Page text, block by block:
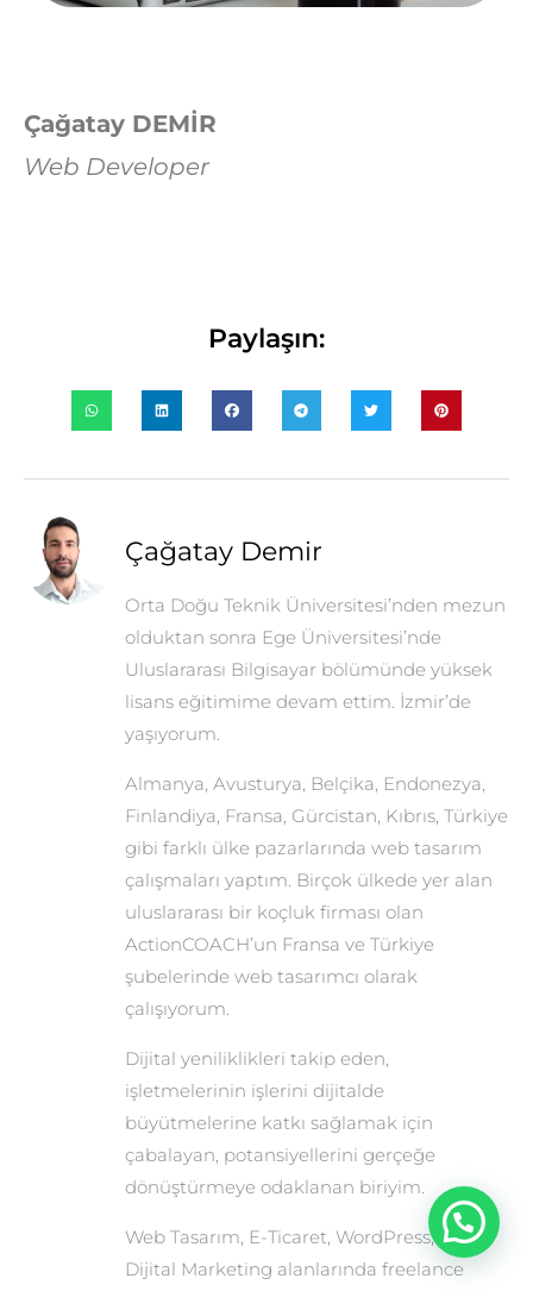
Çağatay DEMİR
Web Developer
Paylaşın:
Çağatay Demir
Orta Doğu Teknik Üniversitesi’nden mezun
olduktan sonra Ege Üniversitesi’nde
Uluslararası Bilgisayar bölümünde yüksek
lisans eğitimime devam ettim. İzmir’de
yaşıyorum.
Almanya, Avusturya, Belçika, Endonezya,
Finlandiya, Fransa, Gürcistan, Kıbrıs, Türkiye
gibi farklı ülke pazarlarında web tasarım
çalışmaları yaptım. Birçok ülkede yer alan
uluslararası bir koçluk firması olan
ActionCOACH’un Fransa ve Türkiye
şubelerinde web tasarımcı olarak
çalışıyorum.
Dijital yeniliklikleri takip eden,
işletmelerinin işlerini dijitalde
büyütmelerine katkı sağlamak için
çabalayan, potansiyellerini gerçeğe
dönüştürmeye odaklanan biriyim.
Web Tasarım, E-Ticaret, WordPress, SEO,
Dijital Marketing alanlarında freelance